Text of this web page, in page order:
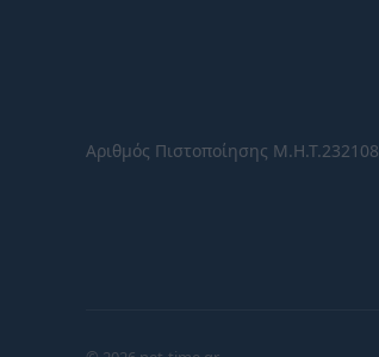
Αριθμός Πιστοποίησης Μ.Η.Τ.232108